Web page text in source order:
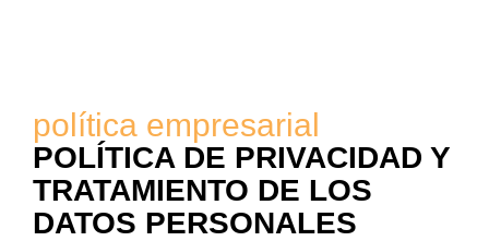
política empresarial
POLÍTICA DE PRIVACIDAD Y
TRATAMIENTO DE LOS
DATOS PERSONALES